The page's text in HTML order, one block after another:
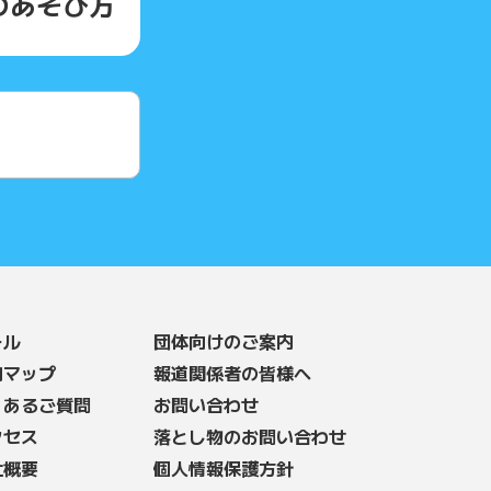
ップ
るご質問
ス
要
団体向けのご案内
報道関係者の皆様へ
お問い合わせ
落とし物のお問い合わせ
個人情報保護方針